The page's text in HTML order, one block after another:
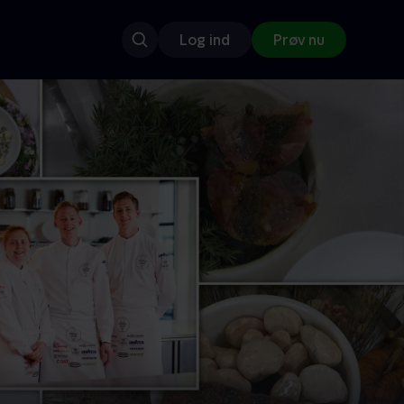
Log ind Prøv nu